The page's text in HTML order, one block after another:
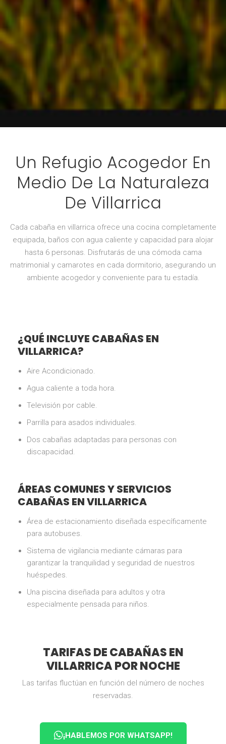
Un Refugio Acogedor En
Medio De La Naturaleza
De Villarrica
Cada cabaña en villarrica ofrece una cocina completamente
equipada, baños con agua caliente y capacidad para alojar
hasta 6 personas. Disfrutarás de una cómoda cama
matrimonial y camarotes en cada dormitorio, asegurando un
ambiente acogedor y conveniente para tu estadía.
¿QUÉ INCLUYE CABAÑAS EN
VILLARRICA?
Aire Acondicionado.
Agua caliente a toda hora.
Televisión por cable.
Parrilla para asados individuales.
Dos cabañas adaptadas para personas con
discapacidad.
ÁREAS COMUNES Y SERVICIOS
CABAÑAS EN VILLARRICA
Área de estacionamiento diseñada específicamente
para autobuses.
Sistema de vigilancia mediante cámaras para
garantizar la tranquilidad y seguridad de nuestros
huéspedes.
Una piscina diseñada para adultos y otra
especialmente pensada para niños.
TARIFAS DE CABAÑAS EN
VILLARRICA POR NOCHE
Las tarifas fluctúan en función del número de noches
reservadas.
¡HABLEMOS POR WHATSAPP!